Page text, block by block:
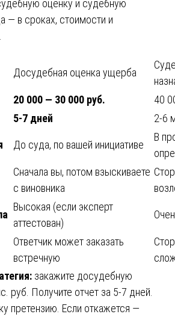
оценку и судебную
— в сроках, стоимости и
Досудебная оценка ущерба
20 000 — 30 000 руб.
40
5-7 дней 2-6
До суда, по вашей инициативе
В
Сначала вы, потом взыскиваете
с виновника
Высокая (если эксперт
аттестован)
Ответчик может заказать
встречную
закажите досудебную
руб. Получите отчет за 5-7 дней.
претензию. Если откажется —